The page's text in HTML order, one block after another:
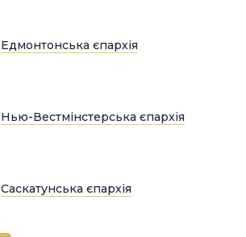
Едмонтонська єпархія
Нью-Вестмінстерська єпархія
Саскатунська єпархія